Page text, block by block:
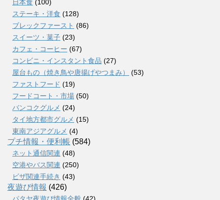
日本食 (100)
ステーキ・洋食 (128)
ブレックファースト (86)
スイーツ・菓子 (23)
カフェ・コーヒー (67)
コンビニ・インスタント食品 (27)
屋台もの（焼き鳥や唐揚げやつまみ）
(53)
ファストフード (19)
フードコート・市場 (50)
バンコクグルメ (24)
タイ地方都市グルメ (15)
東南アジアグルメ (4)
プチ情報・便利帳 (584)
ネット通信関連 (48)
空港やバス関連 (250)
ビザ関連手続き (43)
夜遊び情報 (426)